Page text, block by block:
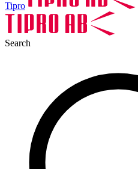
Tipro
Search